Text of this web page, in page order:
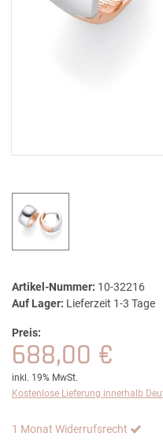
Artikel-Nummer: 10-32216
Auf Lager: Lieferzeit 1-3 Tage
Preis:
688,00 €
inkl. 19% MwSt.
Kostenlose Lieferung innerhalb
1 Monat Widerrufsrecht